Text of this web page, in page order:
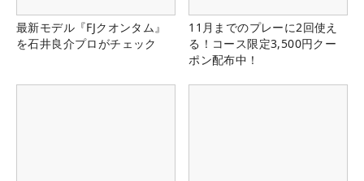
最新モデル『FJクオンタム』
を石井良介プロがチェック
11月までのプレーに2回使え
る！コース限定3,500円クー
ポン配布中！